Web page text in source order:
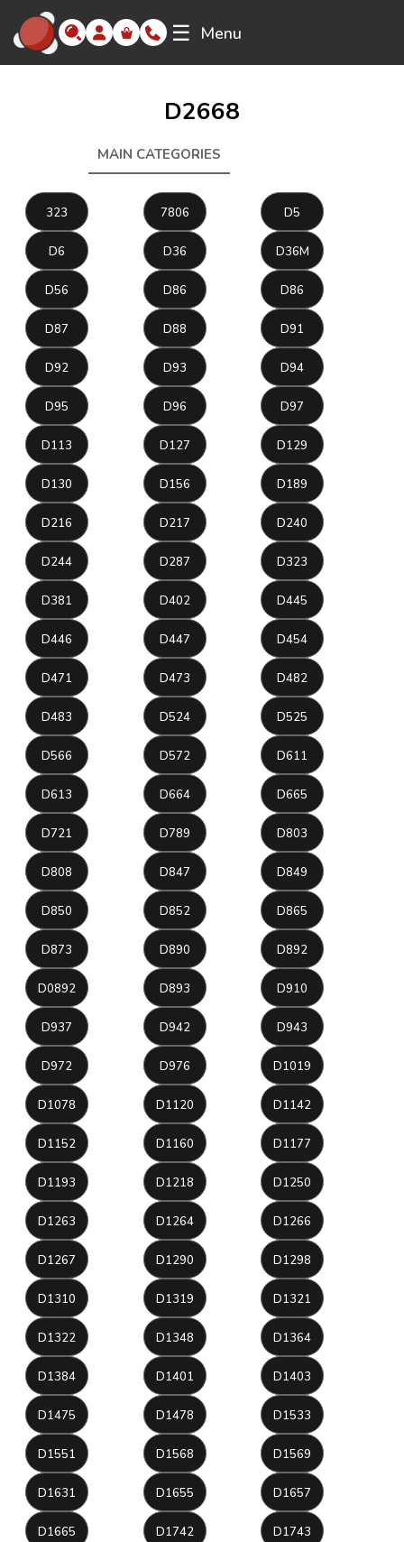
☰ Menu
D2668
MAIN CATEGORIES
323 7806 D5
D6 D36 D36M
D56 D86 D86
D87 D88 D91
D92 D93 D94
D95 D96 D97
D113 D127 D129
D130 D156 D189
D216 D217 D240
D244 D287 D323
D381 D402 D445
D446 D447 D454
D471 D473 D482
D483 D524 D525
D566 D572 D611
D613 D664 D665
D721 D789 D803
D808 D847 D849
D850 D852 D865
D873 D890 D892
D0892 D893 D910
D937 D942 D943
D972 D976 D1019
D1078 D1120 D1142
D1152 D1160 D1177
D1193 D1218 D1250
D1263 D1264 D1266
D1267 D1290 D1298
D1310 D1319 D1321
D1322 D1348 D1364
D1384 D1401 D1403
D1475 D1478 D1533
D1551 D1568 D1569
D1631 D1655 D1657
D1665 D1742 D1743